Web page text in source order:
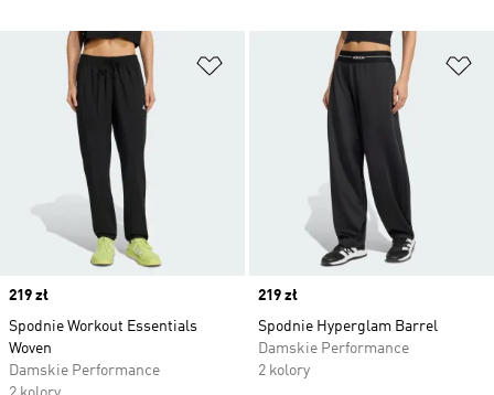
Dodaj do listy życzeń
Price
219 zł
Spodnie Workout Essentials
Woven
Damskie Performance
Price
219 zł
Spodnie Hyperglam Barrel
Damskie Performance
2 kolory